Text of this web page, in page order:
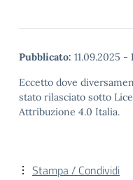
Pubblicato: 11.09.2025 -
Eccetto dove
stato rilasciato sotto
Attribuzione 4.0 Italia.
Stampa / Condividi